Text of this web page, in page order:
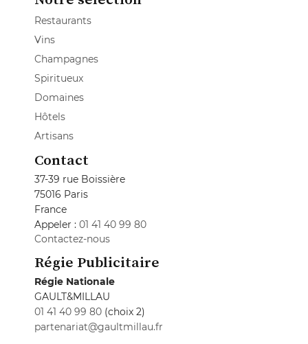
Restaurants
Vins
Champagnes
Spiritueux
Domaines
Hôtels
Artisans
Contact
37-39 rue Boissière
75016 Paris
France
Appeler : 01 41 40 99 80
Contactez-nous
Régie Publicitaire
Régie Nationale
GAULT&MILLAU
01 41 40 99 80 (choix 2)
partenariat@gaultmillau.fr